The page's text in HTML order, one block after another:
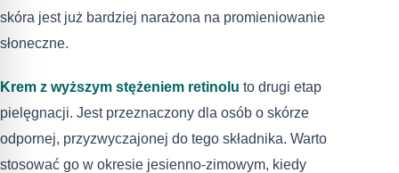
skóra jest już bardziej narażona na promieniowanie
słoneczne.
Krem z wyższym stężeniem retinolu to drugi etap
pielęgnacji. Jest przeznaczony dla osób o skórze
odpornej, przyzwyczajonej do tego składnika. Warto
stosować go w okresie jesienno-zimowym, kiedy